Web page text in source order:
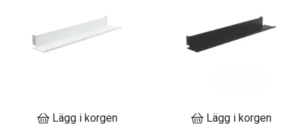
Lägg i korgen Lägg i korgen